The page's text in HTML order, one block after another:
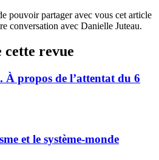
pouvoir partager avec vous cet article
conversation avec Danielle Juteau.
revue
. À propos de l’attentat du 6
et le système-monde